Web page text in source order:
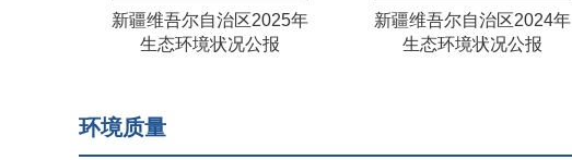
新疆维吾尔自治区2025年
生态环境状况公报
新疆维吾尔自治区2024年
生态环境状况公报
环境质量